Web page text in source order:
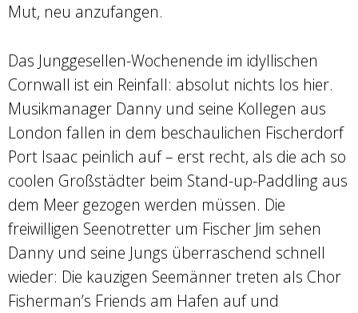
Mut, neu anzufangen.
Das Junggesellen-Wochenende im idyllischen
Cornwall ist ein Reinfall: absolut nichts los hier.
Musikmanager Danny und seine Kollegen aus
London fallen in dem beschaulichen Fischerdorf
Port Isaac peinlich auf – erst recht, als die ach so
coolen Großstädter beim Stand-up-Paddling aus
dem Meer gezogen werden müssen. Die
freiwilligen Seenotretter um Fischer Jim sehen
Danny und seine Jungs überraschend schnell
wieder: Die kauzigen Seemänner treten als Chor
Fisherman’s Friends am Hafen auf und